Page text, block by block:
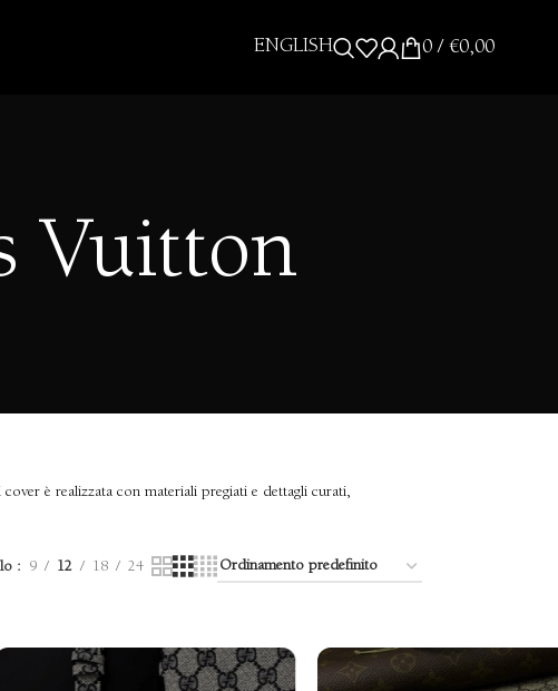
ENGLISH 0/ €0,00
Vuitton
è realizzata con materiali pregiati e dettagli curati,
9 12 18 24